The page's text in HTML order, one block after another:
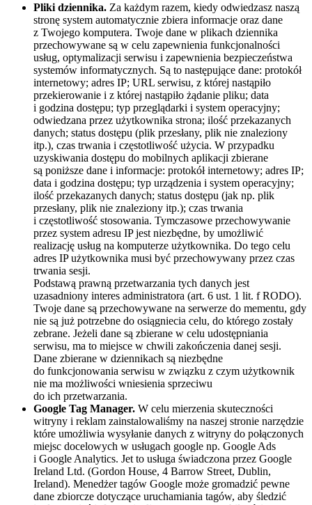
Pliki dziennika. Za każdym razem, kiedy odwiedzasz naszą
stronę system automatycznie zbiera informacje oraz dane
z Twojego komputera. Twoje dane w plikach dziennika
przechowywane są w celu zapewnienia funkcjonalności
usług, optymalizacji serwisu i zapewnienia bezpieczeństwa
systemów informatycznych. Są to następujące dane: protokół
internetowy; adres IP; URL serwisu, z której nastąpiło
przekierowanie i z której nastąpiło żądanie pliku; data
i godzina dostępu; typ przeglądarki i system operacyjny;
odwiedzana przez użytkownika strona; ilość przekazanych
danych; status dostępu (plik przesłany, plik nie znaleziony
itp.), czas trwania i częstotliwość użycia. W przypadku
uzyskiwania dostępu do mobilnych aplikacji zbierane
są poniższe dane i informacje: protokół internetowy; adres IP;
data i godzina dostępu; typ urządzenia i system operacyjny;
ilość przekazanych danych; status dostępu (jak np. plik
przesłany, plik nie znaleziony itp.); czas trwania
i częstotliwość stosowania. Tymczasowe przechowywanie
przez system adresu IP jest niezbędne, by umożliwić
realizację usług na komputerze użytkownika. Do tego celu
adres IP użytkownika musi być przechowywany przez czas
trwania sesji.
Podstawą prawną przetwarzania tych danych jest
uzasadniony interes administratora (art. 6 ust. 1 lit. f RODO).
Twoje dane są przechowywane na serwerze do mementu, gdy
nie są już potrzebne do osiągniecia celu, do którego zostały
zebrane. Jeżeli dane są zbierane w celu udostępniania
serwisu, ma to miejsce w chwili zakończenia danej sesji.
Dane zbierane w dziennikach są niezbędne
do funkcjonowania serwisu w związku z czym użytkownik
nie ma możliwości wniesienia sprzeciwu
do ich przetwarzania.
Google Tag Manager. W celu mierzenia skuteczności
witryny i reklam zainstalowaliśmy na naszej stronie narzędzie
które umożliwia wysyłanie danych z witryny do połączonych
miejsc docelowych w usługach google np. Google Ads
i Google Analytics. Jet to usługa świadczona przez Google
Ireland Ltd. (Gordon House, 4 Barrow Street, Dublin,
Ireland). Menedżer tagów Google może gromadzić pewne
dane zbiorcze dotyczące uruchamiania tagów, aby śledzić